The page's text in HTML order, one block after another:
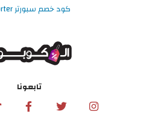
كود خصم سبورتر Sporter
تابعونا